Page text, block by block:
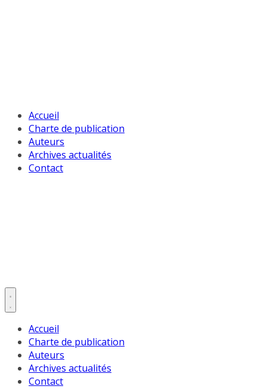
Accueil
Charte de publication
Auteurs
Archives actualités
Contact
Accueil
Charte de publication
Auteurs
Archives actualités
Contact